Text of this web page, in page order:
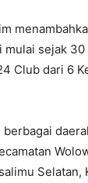
mulai sejak
Club dari 6
Selatan,